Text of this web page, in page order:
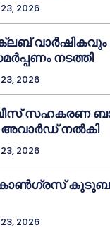
2026
ക്ലബ്
നടത്തി
2026
സഹകരണ
അവാർഡ് നൽകി
2026
2026